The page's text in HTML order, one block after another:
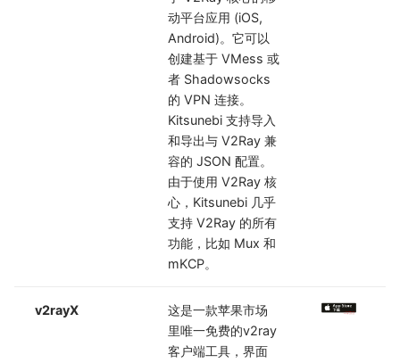
动平台应用 (iOS,
Android)。它可以
创建基于 VMess 或
者 Shadowsocks
的 VPN 连接。
Kitsunebi 支持导入
和导出与 V2Ray 兼
容的 JSON 配置。
由于使用 V2Ray 核
心，Kitsunebi 几乎
支持 V2Ray 的所有
功能，比如 Mux 和
mKCP。
v2rayX
这是一款苹果市场
里唯一免费的v2ray
客户端工具，界面